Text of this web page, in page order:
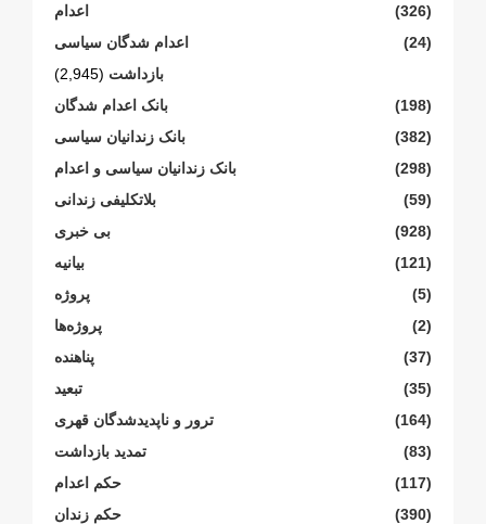
اعدام
(326)
اعدام شدگان سیاسی
(24)
بازداشت (2,945)
بانک اعدام شدگان
(198)
بانک زندانیان سیاسی
(382)
بانک زندانیان سیاسی و اعدام
(298)
بلاتکلیفی زندانی
(59)
بی خبری
(928)
بیانیە
(121)
پروژە
(5)
پروژەها
(2)
پناهنده
(37)
تبعید
(35)
ترور و ناپدیدشدگان قهری
(164)
تمدید بازداشت
(83)
حکم اعدام
(117)
حکم زندان
(390)